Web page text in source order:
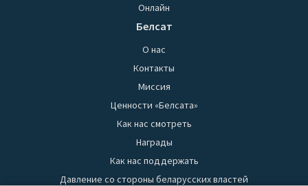
Онлайн
Белсат
О нас
Контакты
Миссия
Ценности «Белсата»
Как нас смотреть
Награды
Как нас поддержать
Давление со стороны беларусских властей